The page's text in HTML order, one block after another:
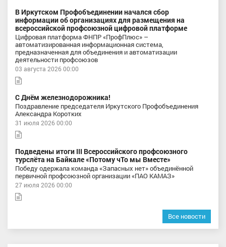
В Иркутском Профобъединении начался сбор
информации об организациях для размещения на
всероссийской профсоюзной цифровой платформе
Цифровая платформа ФНПР «ПрофПлюс» –
автоматизированная информационная система,
предназначенная для объединения и автоматизации
деятельности профсоюзов
03 августа 2026 00:00
С Днём железнодорожника!
Поздравление председателя Иркутского Профобъединения
Александра Коротких
31 июля 2026 00:00
Подведены итоги III Всероссийского профсоюзного
турслёта на Байкале «Потому чТо мы Вместе»
Победу одержала команда «Запасных нет» объединённой
первичной профсоюзной организации «ПАО КАМАЗ»
27 июля 2026 00:00
Все новости